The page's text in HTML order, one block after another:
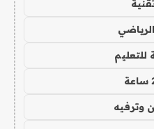
للتعليم
وترفيه